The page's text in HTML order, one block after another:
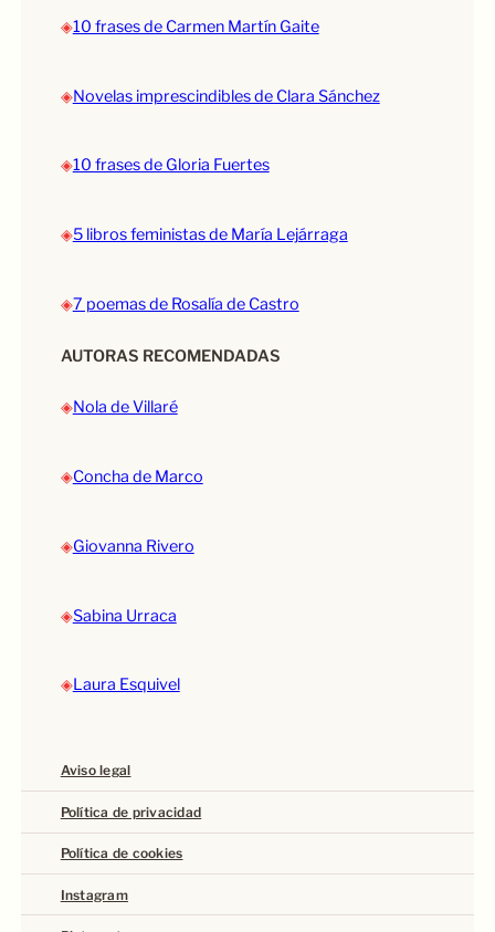
◈10 frases de Carmen Martín Gaite
◈Novelas imprescindibles de Clara Sánchez
◈10 frases de Gloria Fuertes
◈5 libros feministas de María Lejárraga
◈7 poemas de Rosalía de Castro
AUTORAS RECOMENDADAS
◈Nola de Villaré
◈Concha de Marco
◈Giovanna Rivero
◈Sabina Urraca
◈Laura Esquivel
Aviso legal
Política de privacidad
Política de cookies
Instagram